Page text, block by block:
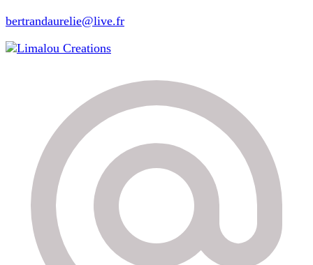
bertrandaurelie@live.fr
Limalou Creations